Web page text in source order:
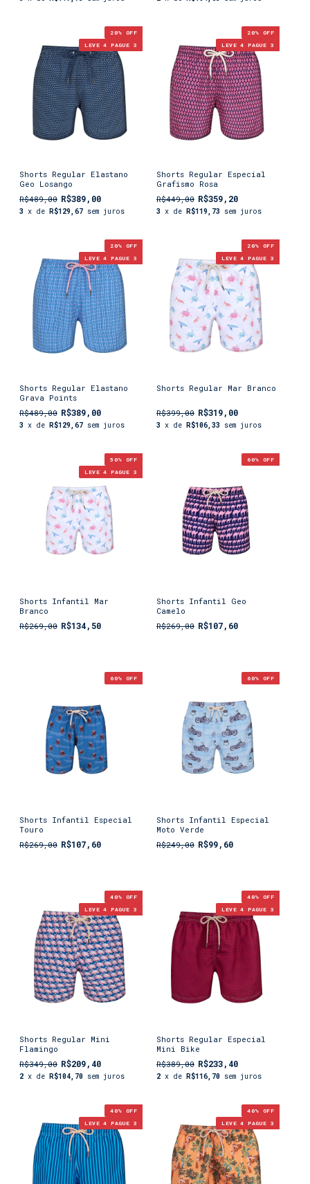
20% OFF
LEVE 4 PAGUE 3
Shorts Regular Elastano
Geo Losango
R$489,00 R$389,00
3 x de R$129,67 sem juros
20% OFF
LEVE 4 PAGUE 3
Shorts Regular Especial
Grafismo Rosa
R$449,00 R$359,20
3 x de R$119,73 sem juros
20% OFF
LEVE 4 PAGUE 3
Shorts Regular Elastano
Grava Points
R$489,00 R$389,00
3 x de R$129,67 sem juros
20% OFF
LEVE 4 PAGUE 3
Shorts Regular Mar Branco
R$399,00 R$319,00
3 x de R$106,33 sem juros
50% OFF
LEVE 4 PAGUE 3
Shorts Infantil Mar
Branco
R$269,00 R$134,50
60% OFF
Shorts Infantil Geo
Camelo
R$269,00 R$107,60
60% OFF
Shorts Infantil Especial
Touro
R$269,00 R$107,60
60% OFF
Shorts Infantil Especial
Moto Verde
R$249,00 R$99,60
40% OFF
LEVE 4 PAGUE 3
Shorts Regular Mini
Flamingo
R$349,00 R$209,40
2 x de R$104,70 sem juros
40% OFF
LEVE 4 PAGUE 3
Shorts Regular Especial
Mini Bike
R$389,00 R$233,40
2 x de R$116,70 sem juros
40% OFF
LEVE 4 PAGUE 3
40% OFF
LEVE 4 PAGUE 3